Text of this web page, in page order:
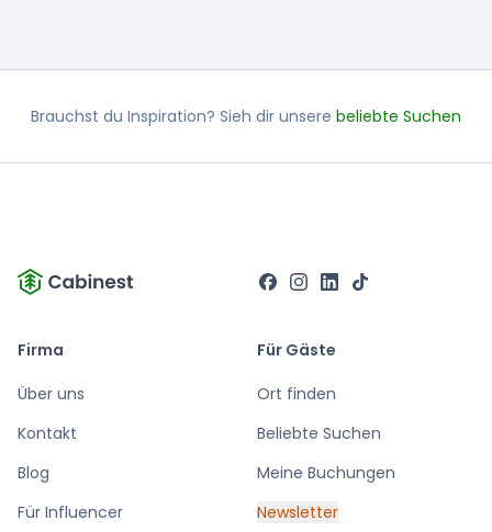
Brauchst du Inspiration? Sieh dir unsere beliebte Suchen
Firma
Über uns
Kontakt
Blog
Für Influencer
Für Gäste
Ort finden
Beliebte Suchen
Meine Buchungen
Newsletter